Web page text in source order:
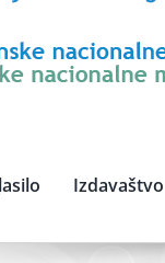
Izdavaštvo